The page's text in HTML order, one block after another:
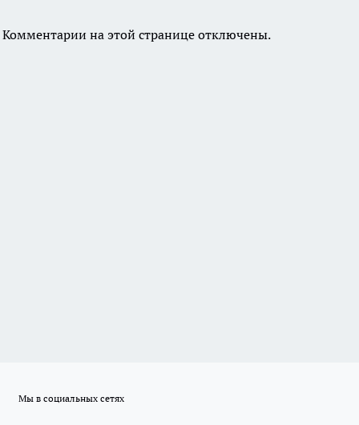
Комментарии на этой странице отключены.
Мы в социальных сетях